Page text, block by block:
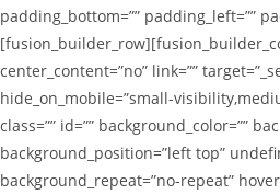
padding_bottom=”” padding_left=””
center_content=”no” link=””
hide_on_mobile=”small-
class=”” id=”” background_color=””
background_position=”left top”
background_repeat=”no-repeat”